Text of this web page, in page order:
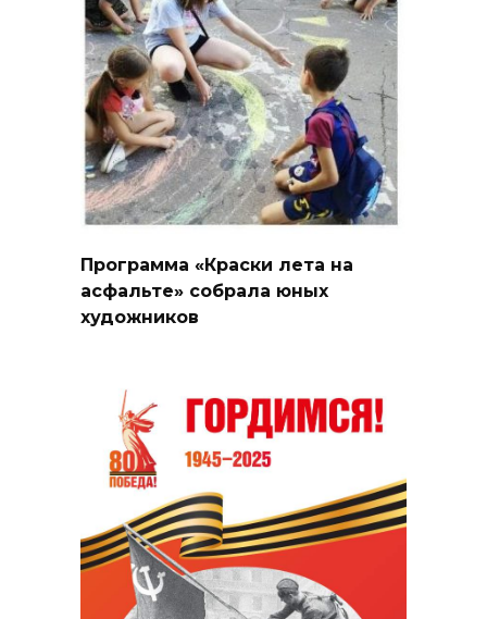
Программа «Краски лета на
асфальте» собрала юных
художников